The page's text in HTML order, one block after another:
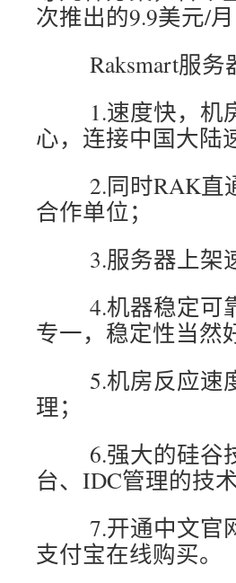
次推出的9.9美元/
Raksmart服务
1.速度快，机房
心，连接中国大陆
2.同时RAK直通
合作单位；
3.服务器上架速
4.机器稳定可靠
专一，稳定性当然
5.机房反应速度
理；
6.强大的硅谷技
台、IDC管理的技
7.开通中文官网
支付宝在线购买。